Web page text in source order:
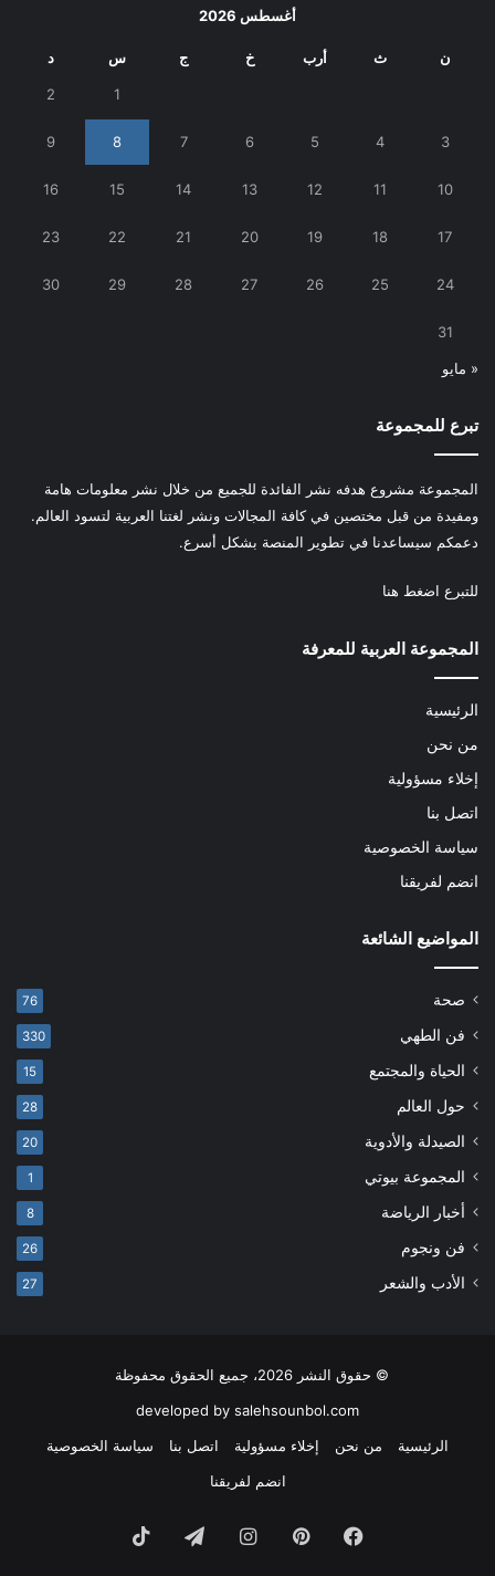
أغسطس 2026
ن ث أرب خ ج س د
1
2
3
4
5
6
7
8
9
10
11
12
13
14
15
16
17
18
19
20
21
22
23
24
25
26
27
28
29
30
31
« مايو
تبرع للمجموعة
المجموعة مشروع هدفه نشر الفائدة للجميع من خلال نشر معلومات هامة
ومفيدة من قبل مختصين في كافة المجالات ونشر لغتنا العربية لتسود العالم.
دعمكم سيساعدنا في تطوير المنصة بشكل أسرع.
للتبرع اضغط هنا
المجموعة العربية للمعرفة
الرئيسية
من نحن
إخلاء مسؤولية
اتصل بنا
سياسة الخصوصية
انضم لفريقنا
المواضيع الشائعة
صحة 76
فن الطهي 330
الحياة والمجتمع 15
حول العالم 28
الصيدلة والأدوية 20
المجموعة بيوتي 1
أخبار الرياضة 8
فن ونجوم 26
الأدب والشعر 27
© حقوق النشر 2026، جميع الحقوق محفوظة
developed by salehsounbol.com
الرئيسية
من نحن إخلاء مسؤولية اتصل بنا
سياسة الخصوصية
انضم لفريقنا
فيسبوك بينتيريستانستقرام تيلقرام